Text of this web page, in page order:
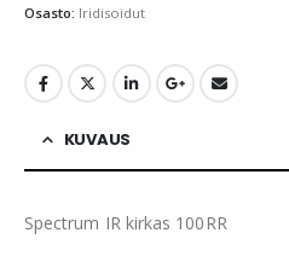
Osasto: Iridisoidut
KUVAUS
Spectrum IR kirkas 100RR